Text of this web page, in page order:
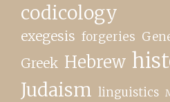
codicology
exegesis forgeries
Greek Hebrew
Judaism linguistics